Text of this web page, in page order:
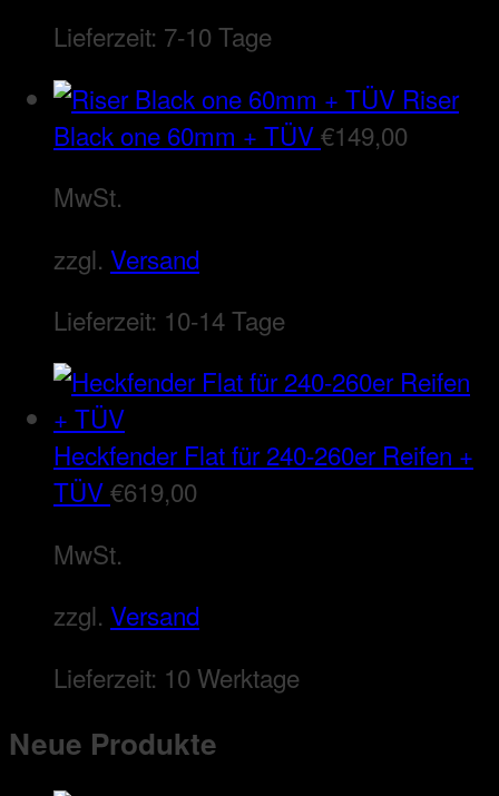
Lieferzeit: 7-10 Tage
Riser
Black one 60mm + TÜV€149,00
MwSt.
zzgl. Versand
Lieferzeit: 10-14 Tage
Heckfender Flat für 240-260er Reifen +
TÜV€619,00
MwSt.
zzgl. Versand
Lieferzeit: 10 Werktage
Neue Produkte